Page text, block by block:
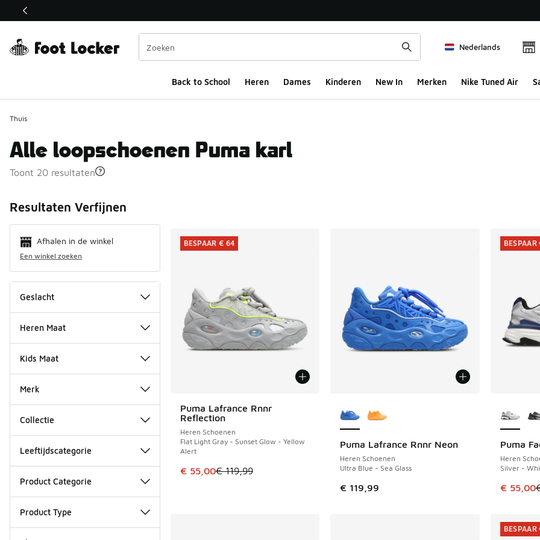
Deze link wordt geopend in een nieuw venster
Nederlands
Back to School Heren Dames Kinderen New In Merken Nike Tuned Air
Thuis
Alle loopschoenen Puma karl
Toont 20 resultaten
Resultaten Verfijnen
Afhalen in de winkel
Een winkel zoeken
Geslacht
Heren Maat
Kids Maat
Merk
Collectie
Leeftijdscategorie
Product Categorie
Product Type
Puma Lafrance Rnnr
Reflection
Heren Schoenen
Flat Light Gray - Sunset Glow - Yellow
Alert
Dit artikel is in de uitverkoop. Dit artikel is in de aanbieding Prijs verlaagd van €
€ 55,00€ 119,99
BESPAAR € 64
BESPAAR € 64
Puma Lafrance Rnnr Neon
Heren Schoenen
Ultra Blue - Sea Glass
€ 119,99
Puma
Heren
Silver -
Dit
€ 55,00
BESPAAR